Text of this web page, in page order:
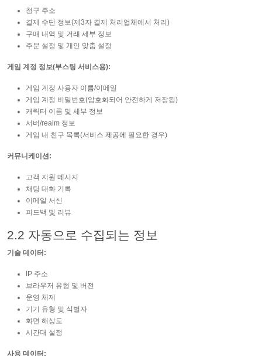
청구 주소
결제 수단 정보(제3자 결제 처리업체에서 처리)
구매 내역 및 거래 세부 정보
주문 설정 및 개인 맞춤 설정
게임 계정 정보(부스팅 서비스용):
게임 계정 사용자 이름/이메일
게임 계정 비밀번호(암호화되어 안전하게 저장됨)
캐릭터 이름 및 세부 정보
서버/realm 정보
게임 내 친구 목록(서비스 제공에 필요한 경우)
커뮤니케이션:
고객 지원 메시지
채팅 대화 기록
이메일 서신
피드백 및 리뷰
2.2 자동으로 수집되는 정보
기술 데이터:
IP 주소
브라우저 유형 및 버전
운영 체제
기기 유형 및 식별자
화면 해상도
시간대 설정
사용 데이터: